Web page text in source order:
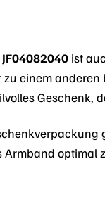
ist
einem
Geschenk,
optimal